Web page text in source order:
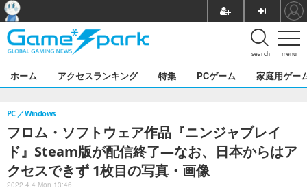
menu
search
ホーム アクセスランキング 特集 PCゲーム 家庭用ゲー
フロム・ソフトウェア作品『ニンジャブレイ
ド』Steam版が配信終了―なお、日本からはア
クセスできず 1枚目の写真・画像
PC Windows
2022.4.4 Mon 13:46